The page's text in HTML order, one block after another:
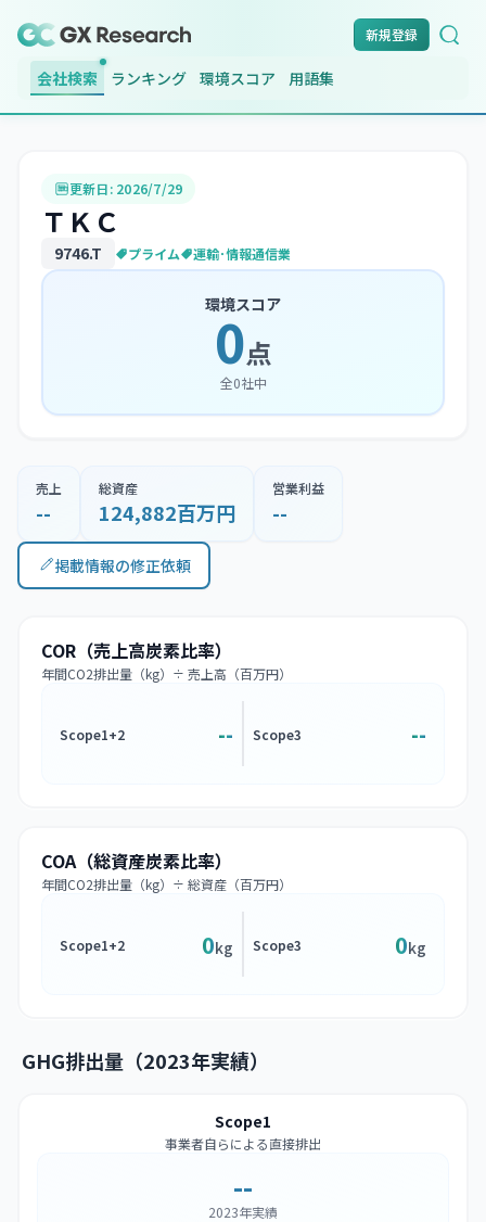
新規登録
会社検索 ランキング 環境スコア 用語集
更新日: 2026/7/29
ＴＫＣ
9746.T プライム 運輸･情報通信業
環境スコア
0点
全0社中
売上
--
総資産
124,882百万円
営業利益
--
掲載情報の修正依頼
COR（売上高炭素比率）
年間CO2排出量（kg）÷ 売上高（百万円）
Scope1+2 -- Scope3 --
COA（総資産炭素比率）
年間CO2排出量（kg）÷ 総資産（百万円）
Scope1+2 0kg Scope3 0kg
GHG排出量（2023年実績）
Scope1
事業者自らによる直接排出
--
2023年実績